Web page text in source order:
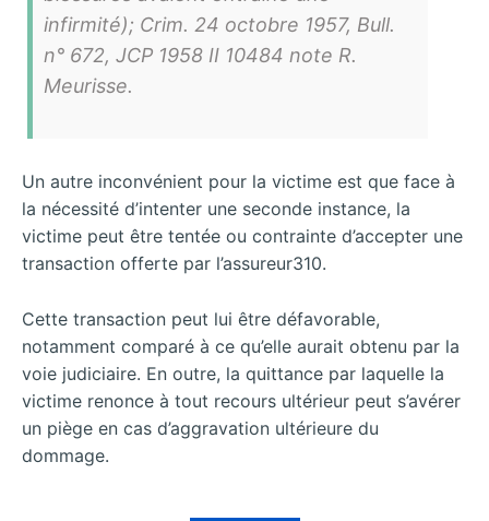
infirmité); Crim. 24 octobre 1957, Bull.
n° 672, JCP 1958 II 10484 note R.
Meurisse.
Un autre inconvénient pour la victime est que face à
la nécessité d’intenter une seconde instance, la
victime peut être tentée ou contrainte d’accepter une
transaction offerte par l’assureur310.
Cette transaction peut lui être défavorable,
notamment comparé à ce qu’elle aurait obtenu par la
voie judiciaire. En outre, la quittance par laquelle la
victime renonce à tout recours ultérieur peut s’avérer
un piège en cas d’aggravation ultérieure du
dommage.